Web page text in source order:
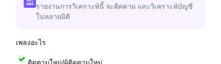
รายงานการวิเคราะห์นี้ จะติดตาม และวิเคราะห์บัญชี
ในหลายมิติ
เพลงอะไร
ติดตามใหม่/ผู้ติดตามใหม่